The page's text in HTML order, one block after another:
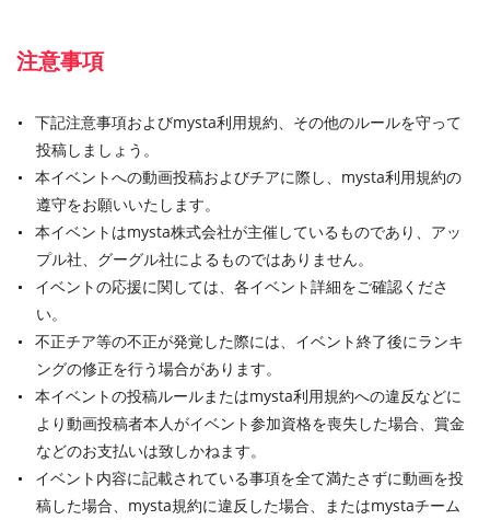
注意事項
下記注意事項およびmysta利用規約、その他のルールを守って
投稿しましょう。
本イベントへの動画投稿およびチアに際し、mysta利用規約の
遵守をお願いいたします。
本イベントはmysta株式会社が主催しているものであり、アッ
プル社、グーグル社によるものではありません。
イベントの応援に関しては、各イベント詳細をご確認くださ
い。
不正チア等の不正が発覚した際には、イベント終了後にランキ
ングの修正を行う場合があります。
本イベントの投稿ルールまたはmysta利用規約への違反などに
より動画投稿者本人がイベント参加資格を喪失した場合、賞金
などのお支払いは致しかねます。
イベント内容に記載されている事項を全て満たさずに動画を投
稿した場合、mysta規約に違反した場合、またはmystaチーム